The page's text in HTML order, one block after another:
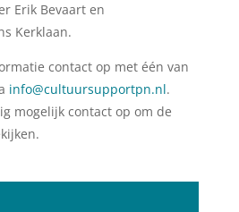
Erik Bevaart en
Kerklaan.
contact op met één van
info@cultuursupportpn.nl.
mogelijk contact op om de